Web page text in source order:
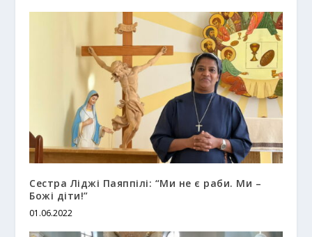
Сестра Ліджі Паяппілі: “Ми не є раби. Ми –
Божі діти!”
01.06.2022